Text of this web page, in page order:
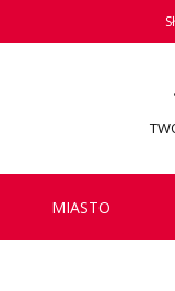
MIASTO